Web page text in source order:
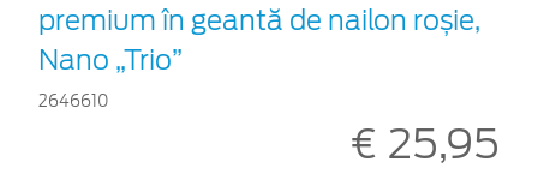
premium în geantă de nailon roșie,
Nano „Trio”
2646610
€ 25,95